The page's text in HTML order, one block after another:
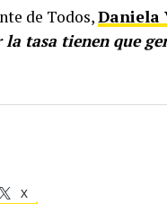
de Todos,Daniela
tasa tienen que
X